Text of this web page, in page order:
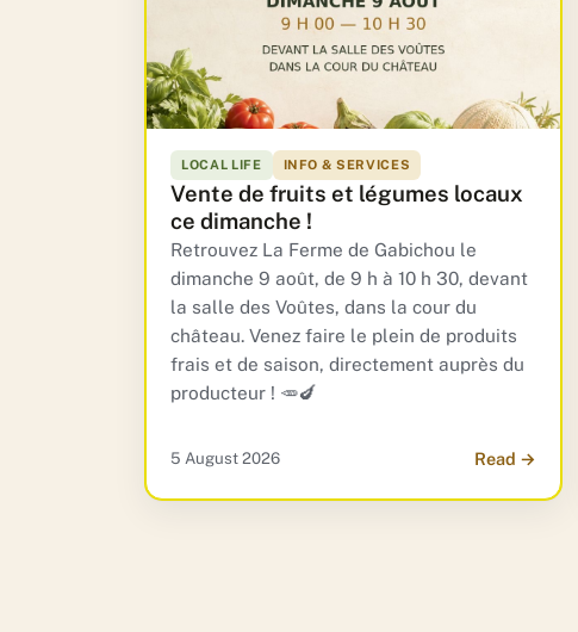
LOCAL LIFE INFO & SERVICES
Vente de fruits et légumes locaux
ce dimanche !
Retrouvez La Ferme de Gabichou le
dimanche 9 août, de 9 h à 10 h 30, devant
la salle des Voûtes, dans la cour du
château. Venez faire le plein de produits
frais et de saison, directement auprès du
producteur ! 🥕🍆
5 August 2026 Read →